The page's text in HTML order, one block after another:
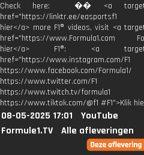
Check here: �� <a
href="https://linktr.ee/easportsf1
hier</a> more F1® videos, visit <a
href="https://www.Formula1.com
hier</a> F1®: <a
href="https://www.instagram.com/F1
https://www.facebook.com/Formula1/
https://www.twitter.com/F1
https://www.twitch.tv/formula1
https://www.tiktok.com/@f1 #F1">Klik
08-05-2025 17:01
YouTube
Formule1.TV
Alle afleveringen